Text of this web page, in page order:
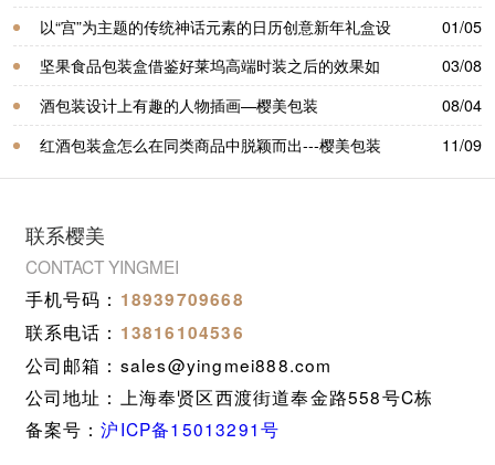
以“宫”为主题的传统神话元素的日历创意新年礼盒设
计-樱美包装
01/05
坚果食品包装盒借鉴好莱坞高端时装之后的效果如
何？-樱美包装
03/08
酒包装设计上有趣的人物插画—樱美包装
08/04
红酒包装盒怎么在同类商品中脱颖而出---樱美包装
11/09
联系樱美
CONTACT YINGMEI
手机号码： 18939709668
联系电话： 13816104536
公司邮箱：sales@yingmei888.com
公司地址：上海奉贤区西渡街道奉金路558号C栋
备案号：沪ICP备15013291号